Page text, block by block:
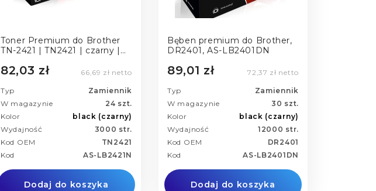
Toner Premium do Brother
TN-2421 | TN2421 | czarny |
82,03 zł 66,69 zł netto
Typ
Zamiennik
W magazynie
24 szt.
Kolor
black (czarny)
Wydajność
3000 str.
Kod OEM
TN2421
Kod
AS-LB2421N
Dodaj do koszyka
Bęben premium do Brother,
DR2401, AS-LB2401DN
89,01 zł 72,37 zł netto
Typ
Zamiennik
W magazynie
30 szt.
Kolor
black (czarny)
Wydajność
12000 str.
Kod OEM
DR2401
Kod
AS-LB2401DN
Dodaj do koszyka